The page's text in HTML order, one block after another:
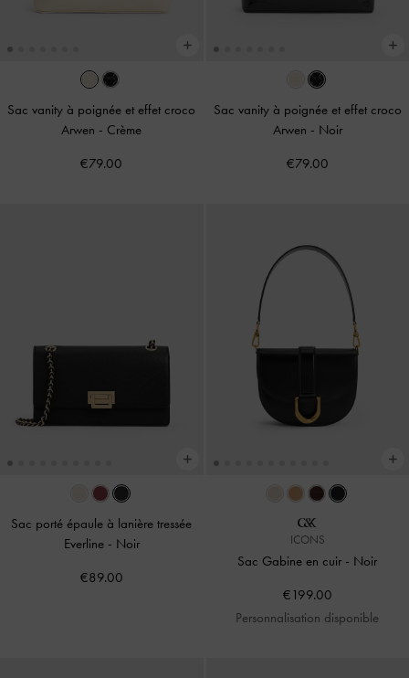
Sac vanity à poignée et effet croco
Arwen - Crème
€79.00
Sac vanity à poignée et effet croco
Arwen - Noir
€79.00
Sac porté épaule à lanière tressée
Everline - Noir
€89.00
ICONS
Sac Gabine en cuir - Noir
€199.00
Personnalisation disponible